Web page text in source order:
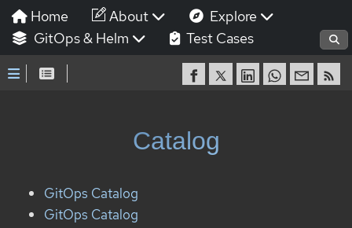
Home About
Explore
GitOps & Helm
Test Cases
Catalog
GitOps Catalog
GitOps Catalog